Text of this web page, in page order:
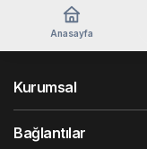
Anasayfa
Kurumsal
Bağlantılar